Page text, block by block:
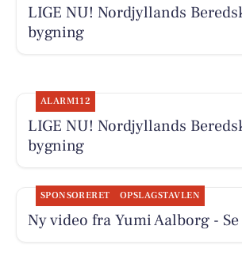
LIGE NU! Nordjyllands
bygning
ALARM112
LIGE NU! Nordjyllands
bygning
SPONSORERET OPSLAGSTAVLEN
Ny video fra Yumi Aalborg -